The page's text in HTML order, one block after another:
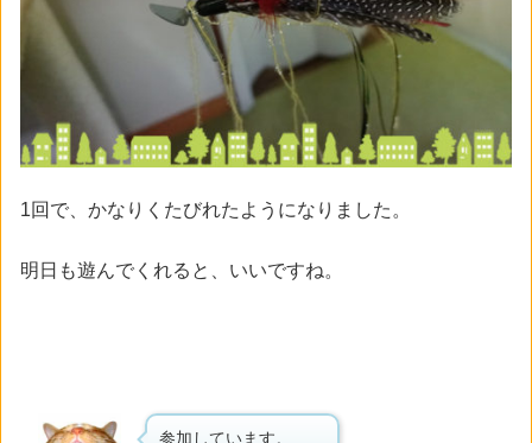
1回で、かなりくたびれたようになりました。
明日も遊んでくれると、いいですね。
参加しています。